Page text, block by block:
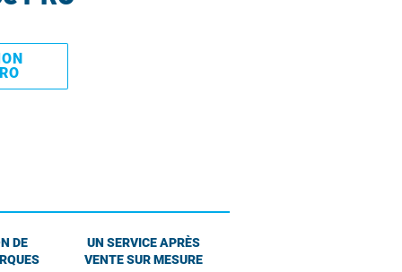
DE
UN SERVICE APRÈS
VENTE SUR MESURE